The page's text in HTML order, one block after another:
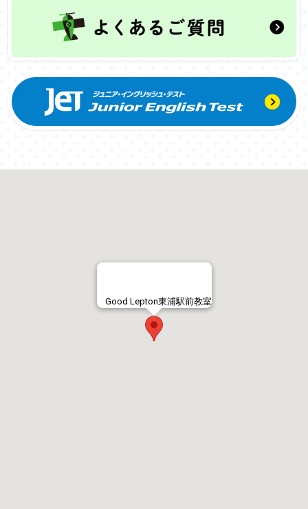
Good Lepton東浦駅前教室